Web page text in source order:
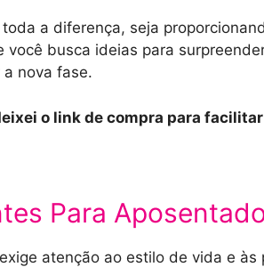
a diferença, seja
busca ideias para
nova fase.
o link de compra para
Para
atenção ao estilo de vida e